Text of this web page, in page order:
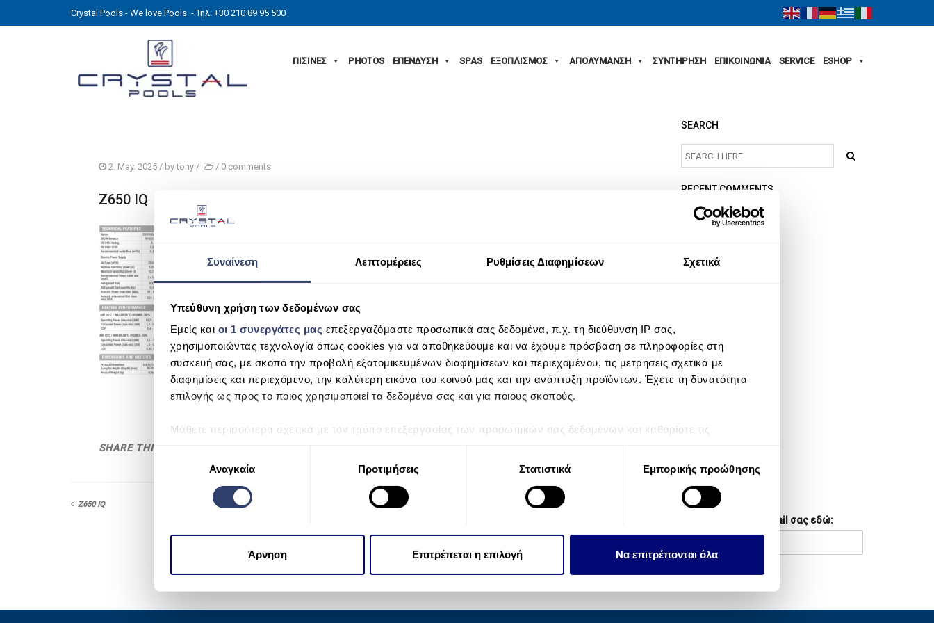
Συναίνεση Λεπτομέρειες Ρυθμίσεις Διαφημίσεων Σχετικά
Υπεύθυνη χρήση των δεδομένων σας
Εμείς και οι 1 συνεργάτες μας επεξεργαζόμαστε προσωπικά σας δεδομένα, π.χ. τη διεύθυνση IP σας,
χρησιμοποιώντας τεχνολογία όπως cookies για να αποθηκεύουμε και να έχουμε πρόσβαση σε πληροφορίες στη
συσκευή σας, με σκοπό την προβολή εξατομικευμένων διαφημίσεων και περιεχομένου, τις μετρήσεις σχετικά με
διαφημίσεις και περιεχόμενο, την καλύτερη εικόνα του κοινού μας και την ανάπτυξη προϊόντων. Έχετε τη δυνατότητα
επιλογής ως προς το ποιος χρησιμοποιεί τα δεδομένα σας και για ποιους σκοπούς.
Μάθετε περισσότερα σχετικά με τον τρόπο επεξεργασίας των προσωπικών σας δεδομένων και καθορίστε τις
πάσα στιγμή από τη Δήλωση Cookies.
Χρησιμοποιούμε cookie για την εξατομίκευση περιεχομένου και διαφημίσεων, την παροχή λειτουργιών κοινωνικών
από μέρους σας χρήση των υπηρεσιών τους.
υ
Αναγκαία Προτιμήσεις Στατιστικά Εμπορικής προώθησης
Άρνηση Επιτρέπεται η επιλογή Να επιτρέπονται όλα
Crystal Pools - We love Pools - Τηλ: +30 210 89 95 500
ΠΙΣΙΝΕΣ PHOTOS ΕΠΕΝΔΥΣΗ SPAS ΕΞΟΠΛΙΣΜΟΣ ΑΠΟΛΥΜΑΝΣΗ ΣΥΝΤΗΡΗΣΗ ΕΠΙΚΟΙΝΩΝΙΑ SERVICE ESHOP
2. May. 2025 / bytony / / 0 comments
Z650 IQ
SHARE THIS
Z650 IQ
SEARCH
RECENT COMMENTS
ARCHIVES
CATEGORIES
Log in
Comments feed
NEWSLETTER
Συμπληρώστε το email σας εδώ: